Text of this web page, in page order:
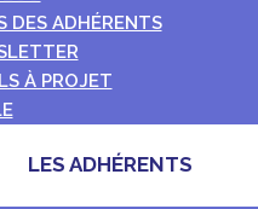
DES ADHÉRENTS
À PROJET
LES ADHÉRENTS